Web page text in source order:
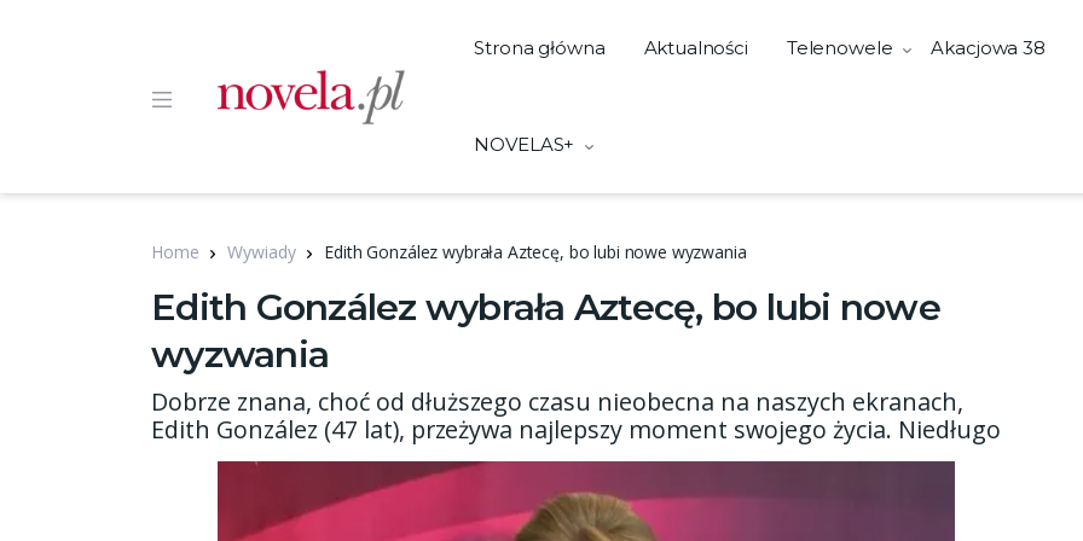
Strona główna Aktualności Telenowele Akacjowa 38
NOVELAS+
Home Wywiady Edith González wybrała Aztecę, bo lubi nowe wyzwania
Edith González wybrała Aztecę, bo lubi nowe
wyzwania
Dobrze znana, choć od dłuższego czasu nieobecna na naszych ekranach,
Edith González (47 lat), przeżywa najlepszy moment swojego życia. Niedługo